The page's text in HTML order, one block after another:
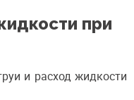
при
и расход жидкости